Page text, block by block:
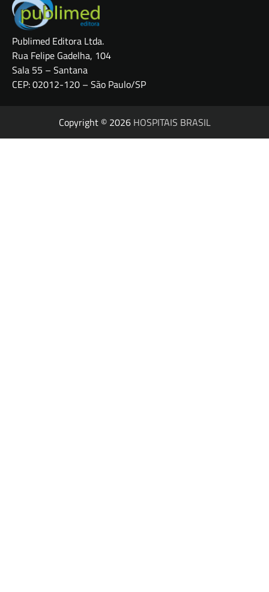
Publimed Editora Ltda.
Rua Felipe Gadelha, 104
Sala 55 – Santana
CEP: 02012-120 – São Paulo/SP
Copyright © 2026 HOSPITAIS BRASIL